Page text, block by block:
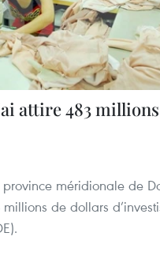
attire 483
méridionale de
de dollars